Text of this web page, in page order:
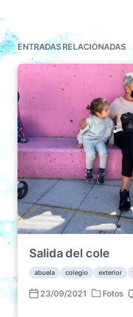
ENTRADAS RELACIONADAS
Salida del cole
abuela colegio exterior
F
23/09/2021
P
Fotos
C